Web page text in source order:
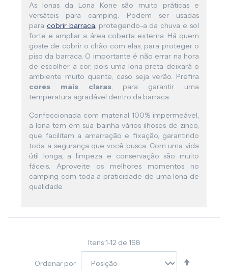
As lonas da Lona Kone são muito práticas e
versáteis para camping. Podem ser usadas
para cobrir barraca, protegendo-a da chuva e sol
forte e ampliar a área coberta externa. Há quem
goste de cobrir o chão com elas, para proteger o
piso da barraca. O importante é não errar na hora
de escolher a cor, pois uma lona preta deixará o
ambiente muito quente, caso seja verão. Prefira
cores mais claras, para garantir uma
temperatura agradável dentro da barraca.
Confeccionada com material 100% impermeável,
a lona tem em sua bainha vários ilhoses de zinco,
que facilitam a amarração e fixação, garantindo
toda a segurança que você busca. Com uma vida
útil longa, a limpeza e conservação são muito
fáceis. Aproveite os melhores momentos no
camping com toda a praticidade de uma lona de
qualidade.
Itens1-12 de 168
Ordenar por